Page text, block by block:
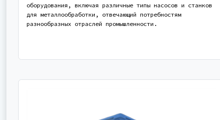
оборудования, включая различные типы насосов и станков
для металлообработки, отвечающий потребностям
разнообразных отраслей промышленности.